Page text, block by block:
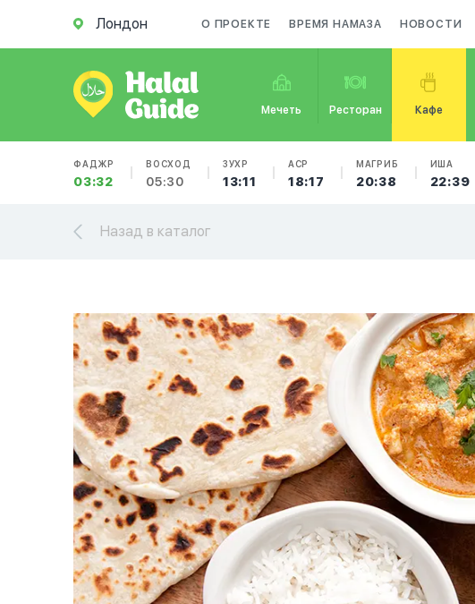
Лондон О ПРОЕКТЕ ВРЕМЯ НАМАЗА НОВОСТИ
Мечеть Ресторан Кафе
ФАДЖР
03:32
ВОСХОД
05:30
ЗУХР
13:11
АСР
18:17
МАГРИБ
20:38
ИША
22:39
Назад в каталог